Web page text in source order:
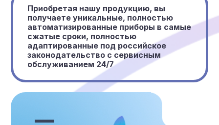
Приобретая нашу продукцию, вы
получаете уникальные, полностью
автоматизированные приборы в самые
сжатые сроки, полностью
адаптированные под российское
законодательство с сервисным
обслуживанием 24/7